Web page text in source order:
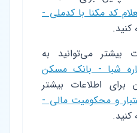
کد مکنا با کدملی -
کنید.
بیشتر می‌توانید به
شبا - بانک مسکن
برای اطلاعات بیشتر
و محکومیت مالی -
کنید.